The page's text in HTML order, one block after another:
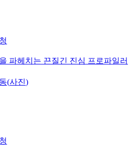
파헤치는 끈질긴 진심 프로파일러
(사진)